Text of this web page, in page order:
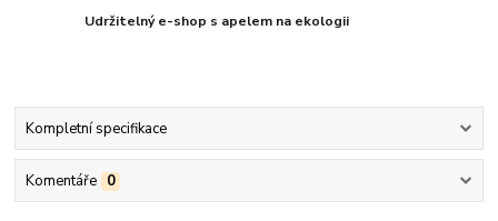
Udržitelný e-shop s apelem na ekologii
Kompletní specifikace
Komentáře 0